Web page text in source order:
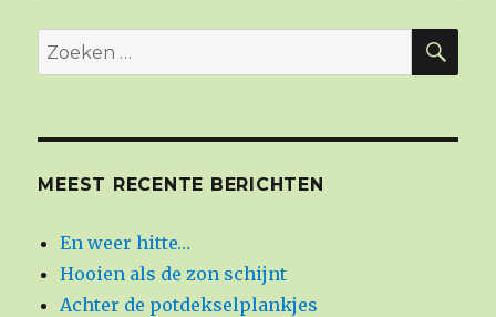
Zoeken
naar:
MEEST RECENTE BERICHTEN
En weer hitte…
Hooien als de zon schijnt
Achter de potdekselplankjes